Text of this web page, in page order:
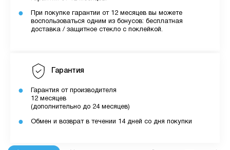
При покупке гарантии от 12 месяцев вы можете
воспользоваться одним из бонусов: бесплатная
доставка / защитное стекло с поклейкой.
Гарантия
Гарантия от производителя
12 месяцев
(дополнительно до 24 месяцев)
Обмен и возврат в течении 14 дней со дня покупки